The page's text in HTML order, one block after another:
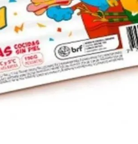
Manteca
Arroz